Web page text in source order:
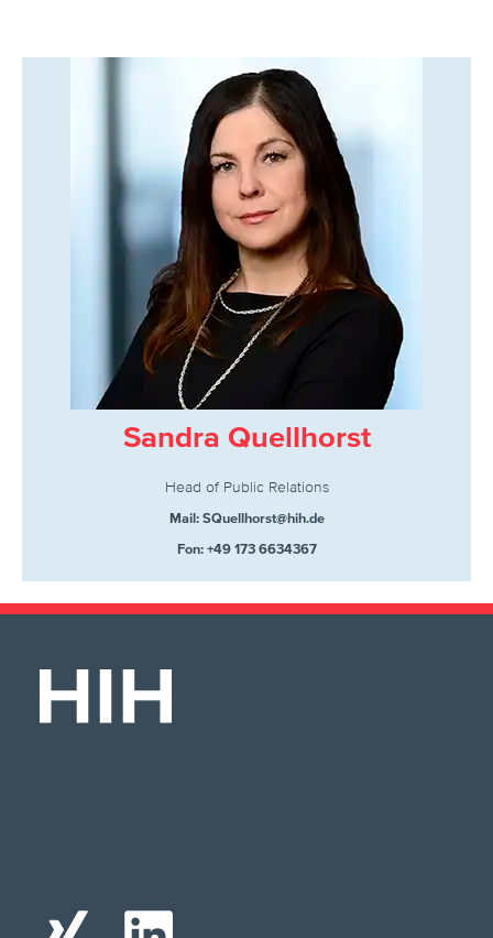
Sandra Quellhorst
Head of Public Relations
Mail: SQuellhorst@hih.de
Fon: +49 173 6634367